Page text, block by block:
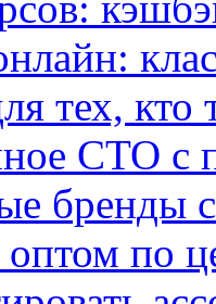
тех, кто
СТО с
бренды
по